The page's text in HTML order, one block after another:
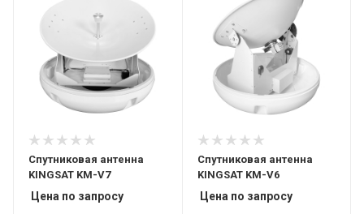
Спутниковая антенна
KINGSAT KM-V7
Цена по запросу
Спутниковая антенна
KINGSAT KM-V6
Цена по запросу